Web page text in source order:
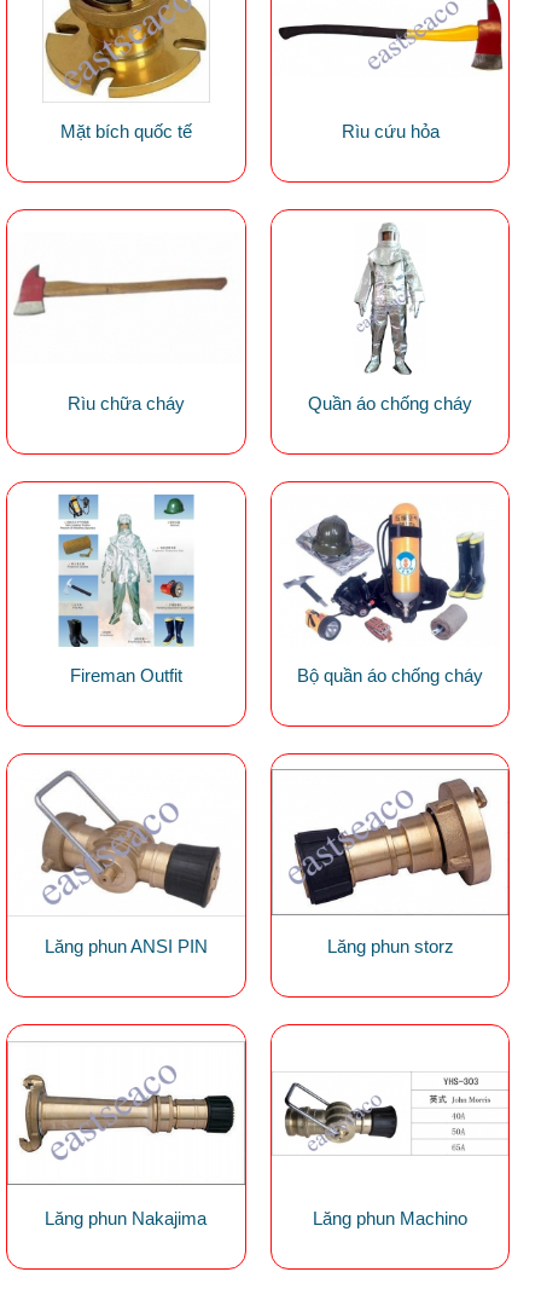
Mặt bích quốc tế Rìu cứu hỏa
Rìu chữa cháy Quần áo chống cháy
Fireman Outfit Bộ quần áo chống cháy
Lăng phun ANSI PIN Lăng phun storz
Lăng phun Nakajima Lăng phun Machino